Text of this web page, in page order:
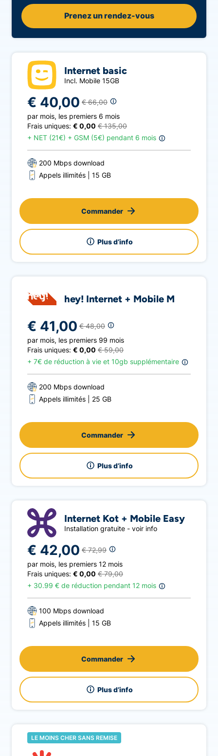
Prenez un rendez-vous
Internet basic
Incl. Mobile 15GB
€ 40,00 € 66,00
par mois, les premiers 6 mois
Frais uniques: € 0,00 € 135,00
+ NET (21€) + GSM (5€) pendant 6 mois
200 Mbps download
Appels illimités
15 GB
Plus d’info
Commander
hey! Internet + Mobile M
€ 41,00 € 48,00
par mois, les premiers 99 mois
Frais uniques: € 0,00 € 59,00
+ 7€ de réduction à vie et 10gb supplémentaire
200 Mbps download
Appels illimités
25 GB
Plus d’info
Commander
Internet Kot + Mobile Easy
Installation gratuite - voir info
€ 42,00 € 72,99
par mois, les premiers 12 mois
Frais uniques: € 0,00 € 79,00
+ 30.99 € de réduction pendant 12 mois
100 Mbps download
Appels illimités
15 GB
Plus d’info
Commander
LE MOINS CHER SANS REMISE